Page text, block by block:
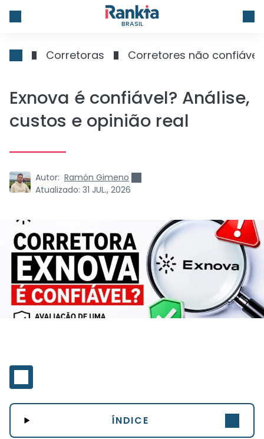
BRASIL
Corretoras Corretores não
Exnova é confiável? Análise,
custos e opinião real
Autor: Ramón Gimeno
Atualizado: 31 JUL., 2026
ÍNDICE